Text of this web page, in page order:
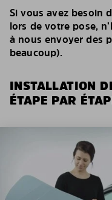
Si vous avez besoin
lors de votre pose,
à nous envoyer des
beaucoup).
INSTALLATION
ÉTAPE PAR